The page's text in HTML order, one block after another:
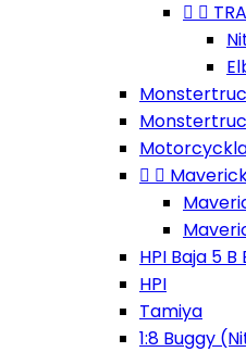
 
 
HPI Baja 5 B
HPI
Tamiya
1:8 Buggy